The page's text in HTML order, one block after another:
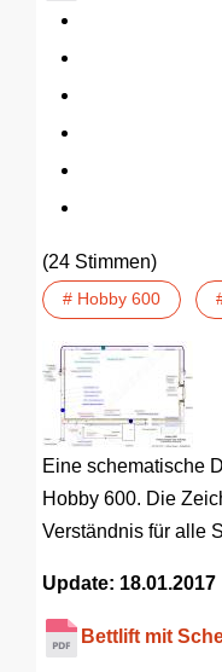
(24 Stimmen)
# Hobby 600
Eine schematische
Hobby 600. Die
Verständnis für alle
Update: 18.01.2017
Bettlift mit